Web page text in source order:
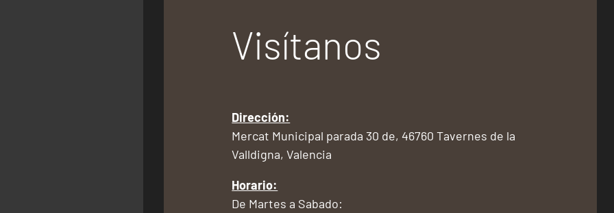
Visítanos
Dirección:
Mercat Municipal parada 30 de, 46760 Tavernes de la
Valldigna, Valencia
Horario:
De Martes a Sabado: